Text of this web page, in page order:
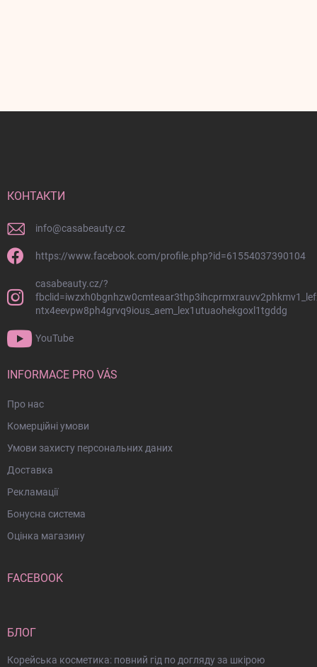
КОНТАКТИ
info@casabeauty.cz
https://www.facebook.com/profile.php?id=61554037390104
casabeauty.cz/?
ntx4eevpw8ph4grvq9ious_aem_lex1utuaohekgoxl1tgddg
YouTube
INFORMACE PRO VÁS
Про нас
Комерційні умови
Умови захисту персональних даних
Доставка
Рекламації
Бонусна система
Оцінка магазину
FACEBOOK
БЛОГ
Корейська косметика: повний гід по догляду за шкірою